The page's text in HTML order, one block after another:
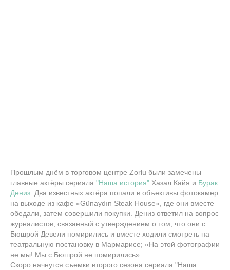
Прошлым днём в торговом центре Zorlu были замечены
главные актёры сериала "Наша история" Хазал Кайя и Бурак
Дениз . Два известных актёра попали в объективы фотокамер
на выходе из кафе «Günaydın Steak House», где они вместе
обедали, затем совершили покупки. Дениз ответил на вопрос
журналистов, связанный с утверждением о том, что они с
Бюшрой Девели помирились и вместе ходили смотреть на
театральную постановку в Мармарисе; «На этой фотографии
не мы! Мы с Бюшрой не помирились»
Скоро начнутся съемки второго сезона сериала "Наша